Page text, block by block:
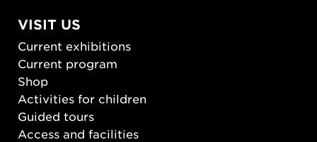
VISIT US
Current exhibitions
Current program
Shop
Activities for children
Guided tours
Access and facilities